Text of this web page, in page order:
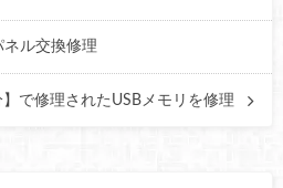
ネル交換修理
】で修理されたUSBメモリを修理